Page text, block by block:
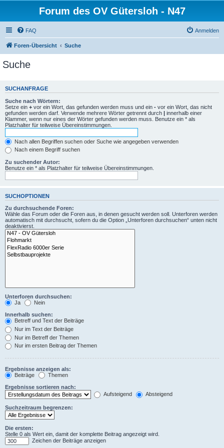
Forum des OV Gütersloh - N47
FAQ Anmelden
Foren-Übersicht Suche
Suche
SUCHANFRAGE
Suche nach Wörtern:
Setze ein + vor ein Wort, das gefunden werden muss und ein - vor ein Wort, das nicht
gefunden werden darf. Verwende mehrere Wörter getrennt durch | innerhalb einer
Klammer, wenn nur eines der Wörter gefunden werden muss. Benutze ein * als
Platzhalter für teilweise Übereinstimmungen.
Nach allen Begriffen suchen oder Suche wie angegeben verwenden
Nach einem Begriff suchen
Zu suchender Autor:
Benutze ein * als Platzhalter für teilweise Übereinstimmungen.
SUCHOPTIONEN
Zu durchsuchende Foren:
Wähle das Forum oder die Foren aus, in denen gesucht werden soll. Unterforen werden
automatisch mit durchsucht, sofern du die Option „Unterforen durchsuchen“ unten nicht
deaktivierst.
Unterforen durchsuchen:
Ja
Nein
Innerhalb suchen:
Betreff und Text der Beiträge
Nur im Text der Beiträge
Nur im Betreff der Themen
Nur im ersten Beitrag der Themen
Ergebnisse anzeigen als:
Beiträge
Themen
Ergebnisse sortieren nach:
Aufsteigend
Absteigend
Suchzeitraum begrenzen:
Die ersten:
Stelle 0 als Wert ein, damit der komplette Beitrag angezeigt wird.
Zeichen der Beiträge anzeigen